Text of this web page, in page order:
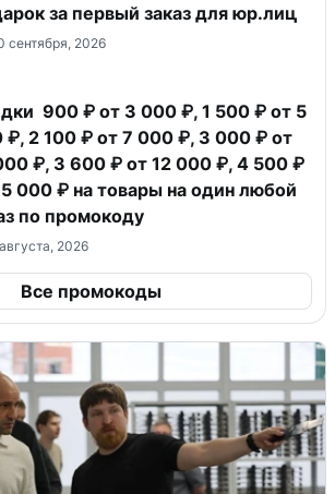
за первый заказ для юр.лиц
сентября, 2026
900 ₽ от 3 000 ₽, 1 500 ₽ от 5
₽, 2 100 ₽ от 7 000 ₽, 3 000 ₽ от
₽, 3 600 ₽ от 12 000 ₽, 4 500 ₽
товары на один любой
по промокоду
2026
Все промокоды